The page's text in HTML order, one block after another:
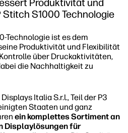
Stitch S1000 Technologie
Technologie ist es dem
Produktivität und Flexibilität
über Druckaktivitäten,
die Nachhaltigkeit zu
Italia S.r.l., Teil der P3
Staaten und ganz
ein komplettes Sortiment an
Displaylösungen für